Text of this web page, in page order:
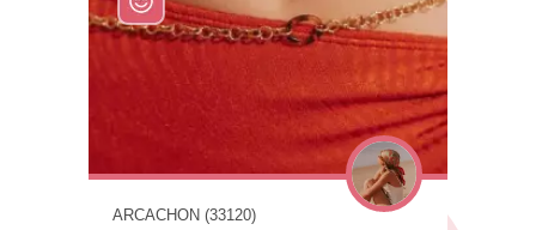
ARCACHON (33120)